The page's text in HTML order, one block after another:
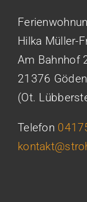
Hilka Müller-
Am Bahnhof
21376
(Ot.
Telefon